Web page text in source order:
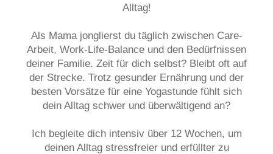
Alltag!
Als Mama jonglierst du täglich zwischen Care-
Arbeit, Work-Life-Balance und den Bedürfnissen
deiner Familie. Zeit für dich selbst? Bleibt oft auf
der Strecke. Trotz gesunder Ernährung und der
besten Vorsätze für eine Yogastunde fühlt sich
dein Alltag schwer und überwältigend an?
Ich begleite dich intensiv über 12 Wochen, um
deinen Alltag stressfreier und erfüllter zu